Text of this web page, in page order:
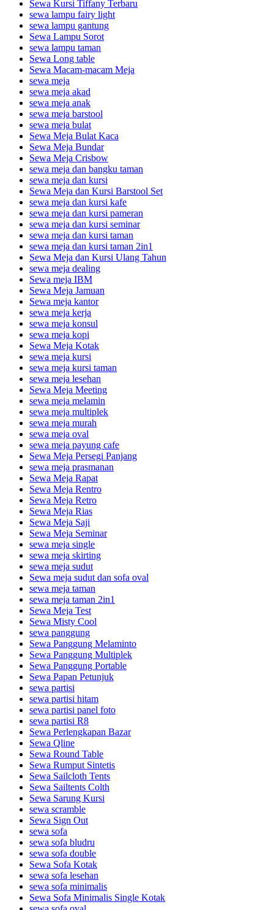
Sewa Kursi Tiffany Terbaru
sewa lampu fairy light
sewa lampu gantung
Sewa Lampu Sorot
sewa lampu taman
Sewa Long table
Sewa Macam-macam Meja
sewa meja
sewa meja akad
sewa meja anak
sewa meja barstool
sewa meja bulat
Sewa Meja Bulat Kaca
Sewa Meja Bundar
Sewa Meja Crisbow
sewa meja dan bangku taman
sewa meja dan kursi
Sewa Meja dan Kursi Barstool Set
sewa meja dan kursi kafe
sewa meja dan kursi pameran
sewa meja dan kursi seminar
sewa meja dan kursi taman
sewa meja dan kursi taman 2in1
Sewa Meja dan Kursi Ulang Tahun
sewa meja dealing
Sewa meja IBM
Sewa Meja Jamuan
Sewa meja kantor
sewa meja kerja
sewa meja konsul
sewa meja kopi
Sewa Meja Kotak
sewa meja kursi
sewa meja kursi taman
sewa meja lesehan
Sewa Meja Meeting
sewa meja melamin
sewa meja multiplek
sewa meja murah
sewa meja oval
sewa meja payung cafe
Sewa Meja Persegi Panjang
sewa meja prasmanan
Sewa Meja Rapat
Sewa Meja Rentro
Sewa Meja Retro
Sewa Meja Rias
Sewa Meja Saji
Sewa Meja Seminar
sewa meja single
sewa meja skirting
sewa meja sudut
Sewa meja sudut dan sofa oval
sewa meja taman
sewa meja taman 2in1
Sewa Meja Test
Sewa Misty Cool
sewa panggung
Sewa Panggung Melaminto
Sewa Panggung Multiplek
Sewa Panggung Portable
Sewa Papan Petunjuk
sewa partisi
sewa partisi hitam
sewa partisi panel foto
sewa partisi R8
Sewa Perlengkapan Bazar
Sewa Qline
Sewa Round Table
Sewa Rumput Sintetis
Sewa Sailcloth Tents
Sewa Sailtents Colth
Sewa Sarung Kursi
sewa scramble
Sewa Sign Out
sewa sofa
sewa sofa bludru
sewa sofa double
Sewa Sofa Kotak
sewa sofa lesehan
sewa sofa minimalis
Sewa Sofa Minimalis Single Kotak